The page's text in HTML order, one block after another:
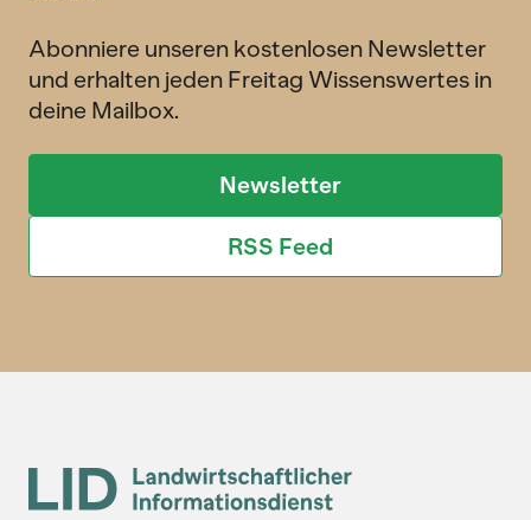
Abonniere unseren kostenlosen Newsletter
und erhalten jeden Freitag Wissenswertes in
deine Mailbox.
Newsletter
RSS Feed